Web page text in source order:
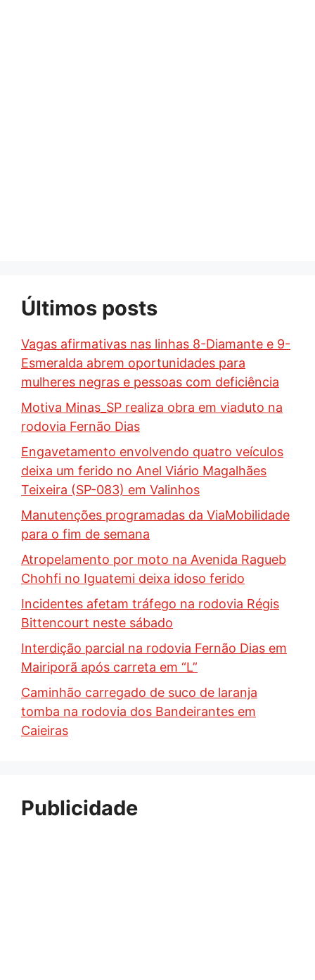
Últimos posts
Vagas afirmativas nas linhas 8-Diamante e 9-
Esmeralda abrem oportunidades para
mulheres negras e pessoas com deficiência
Motiva Minas_SP realiza obra em viaduto na
rodovia Fernão Dias
Engavetamento envolvendo quatro veículos
deixa um ferido no Anel Viário Magalhães
Teixeira (SP-083) em Valinhos
Manutenções programadas da ViaMobilidade
para o fim de semana
Atropelamento por moto na Avenida Ragueb
Chohfi no Iguatemi deixa idoso ferido
Incidentes afetam tráfego na rodovia Régis
Bittencourt neste sábado
Interdição parcial na rodovia Fernão Dias em
Mairiporã após carreta em “L”
Caminhão carregado de suco de laranja
tomba na rodovia dos Bandeirantes em
Caieiras
Publicidade